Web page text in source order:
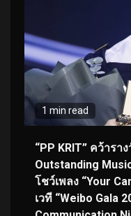
1 min read
“PP KRIT” คว้ารา
Outstanding
โชว์เพลง “Your
เวที “Weibo Gala